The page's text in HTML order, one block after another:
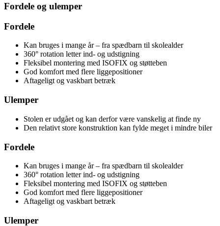
Fordele og ulemper
Fordele
Kan bruges i mange år – fra spædbarn til skolealder
360° rotation letter ind- og udstigning
Fleksibel montering med ISOFIX og støtteben
God komfort med flere liggepositioner
Aftageligt og vaskbart betræk
Ulemper
Stolen er udgået og kan derfor være vanskelig at finde ny
Den relativt store konstruktion kan fylde meget i mindre biler
Fordele
Kan bruges i mange år – fra spædbarn til skolealder
360° rotation letter ind- og udstigning
Fleksibel montering med ISOFIX og støtteben
God komfort med flere liggepositioner
Aftageligt og vaskbart betræk
Ulemper